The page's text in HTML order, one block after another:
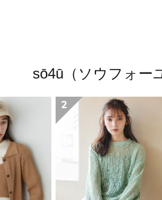
sō4ū（ソウフォー
2